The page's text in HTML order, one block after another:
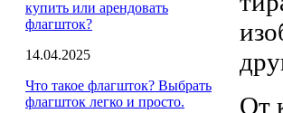
купить или арендовать
флагшток?
14.04.2025
Что такое флагшток? Выбрать
флагшток легко и просто.
От